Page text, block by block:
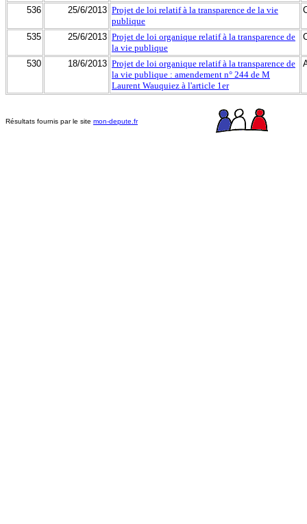
536 25/6/2013 Projet de loi relatif à la transparence de la vie
publique
535 25/6/2013 Projet de loi organique relatif à la transparence de
la vie publique
530 18/6/2013 Projet de loi organique relatif à la transparence de
la vie publique : amendement n° 244 de M
Laurent Wauquiez à l'article 1er
Résultats fournis par le site mon-depute.fr